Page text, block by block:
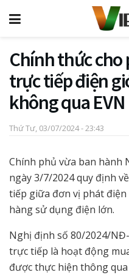
Chính thức cho
trực tiếp điện
không qua EVN
Thứ Tư, 03/07/2024 - 23:43
Chính phủ vừa ban hành
ngày 3/7/2024 quy định
tiếp giữa đơn vị phát
hàng sử dụng điện lớn.
Nghị định số 80/2024/
trực tiếp là hoạt động
được thực hiện thông